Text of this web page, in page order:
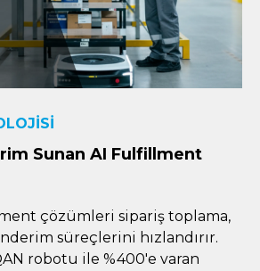
Sunan AI Fulfillment
çözümleri sipariş toplama,
süreçlerini hızlandırır.
robotu ile %400'e varan